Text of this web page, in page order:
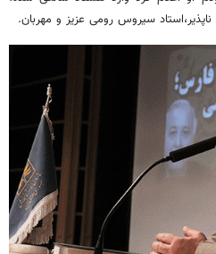
سیروس رومی عزیز و مهربان.